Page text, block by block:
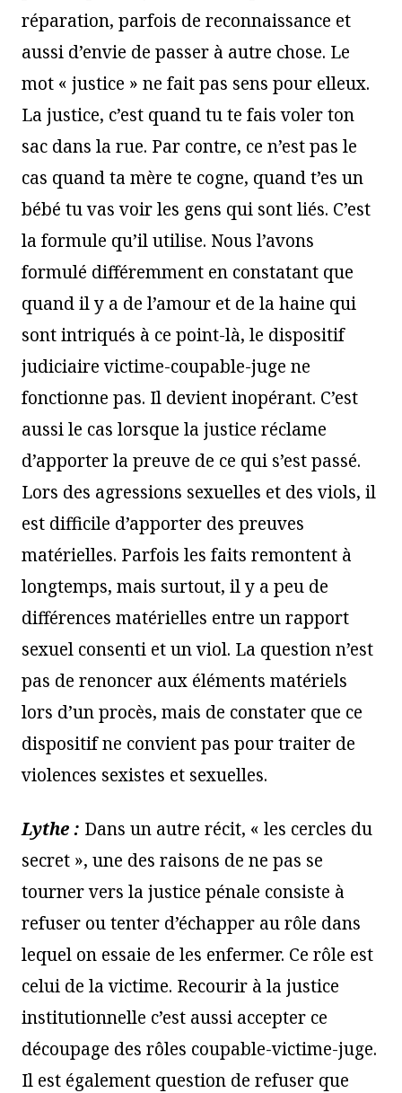
réparation, parfois de reconnaissance et
aussi d’envie de passer à autre chose. Le
mot « justice » ne fait pas sens pour elleux.
La justice, c’est quand tu te fais voler ton
sac dans la rue. Par contre, ce n’est pas le
cas quand ta mère te cogne, quand t’es un
bébé tu vas voir les gens qui sont liés. C’est
la formule qu’il utilise. Nous l’avons
formulé différemment en constatant que
quand il y a de l’amour et de la haine qui
sont intriqués à ce point-là, le dispositif
judiciaire victime-coupable-juge ne
fonctionne pas. Il devient inopérant. C’est
aussi le cas lorsque la justice réclame
d’apporter la preuve de ce qui s’est passé.
Lors des agressions sexuelles et des viols, il
est difficile d’apporter des preuves
matérielles. Parfois les faits remontent à
longtemps, mais surtout, il y a peu de
différences matérielles entre un rapport
sexuel consenti et un viol. La question n’est
pas de renoncer aux éléments matériels
lors d’un procès, mais de constater que ce
dispositif ne convient pas pour traiter de
violences sexistes et sexuelles.
Lythe : Dans un autre récit, « les cercles du
secret », une des raisons de ne pas se
tourner vers la justice pénale consiste à
refuser ou tenter d’échapper au rôle dans
lequel on essaie de les enfermer. Ce rôle est
celui de la victime. Recourir à la justice
institutionnelle c’est aussi accepter ce
découpage des rôles coupable-victime-juge.
Il est également question de refuser que